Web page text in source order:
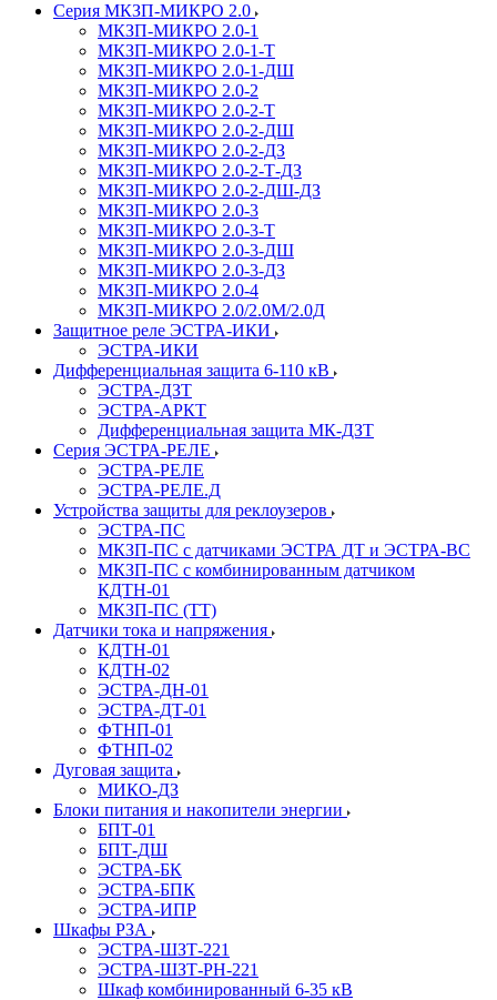
Серия МКЗП-МИКРО 2.0
МКЗП-МИКРО 2.0-1
МКЗП-МИКРО 2.0-1-Т
МКЗП-МИКРО 2.0-1-ДШ
МКЗП-МИКРО 2.0-2
МКЗП-МИКРО 2.0-2-Т
МКЗП-МИКРО 2.0-2-ДШ
МКЗП-МИКРО 2.0-2-ДЗ
МКЗП-МИКРО 2.0-2-Т-ДЗ
МКЗП-МИКРО 2.0-2-ДШ-ДЗ
МКЗП-МИКРО 2.0-3
МКЗП-МИКРО 2.0-3-Т
МКЗП-МИКРО 2.0-3-ДШ
МКЗП-МИКРО 2.0-3-ДЗ
МКЗП-МИКРО 2.0-4
МКЗП-МИКРО 2.0/2.0М/2.0Д
Защитное реле ЭСТРА-ИКИ
ЭСТРА-ИКИ
Дифференциальная защита 6-110 кВ
ЭСТРА-ДЗТ
ЭСТРА-АРКТ
Дифференциальная защита МК-ДЗТ
Серия ЭСТРА-РЕЛЕ
ЭСТРА-РЕЛЕ
ЭСТРА-РЕЛЕ.Д
Устройства защиты для реклоузеров
ЭСТРА-ПС
МКЗП-ПС с датчиками ЭСТРА ДТ и ЭСТРА-ВС
МКЗП-ПС с комбинированным датчиком
КДТН-01
МКЗП-ПС (ТТ)
Датчики тока и напряжения
КДТН-01
КДТН-02
ЭСТРА-ДН-01
ЭСТРА-ДТ-01
ФТНП-01
ФТНП-02
Дуговая защита
МИКО-ДЗ
Блоĸи питания и наĸопители энергии
БПТ-01
БПТ-ДШ
ЭСТРА-БК
ЭСТРА-БПК
ЭСТРА-ИПР
Шкафы РЗА
ЭСТРА-ШЗТ-221
ЭСТРА-ШЗТ-РН-221
Шкаф комбинированный 6-35 кВ